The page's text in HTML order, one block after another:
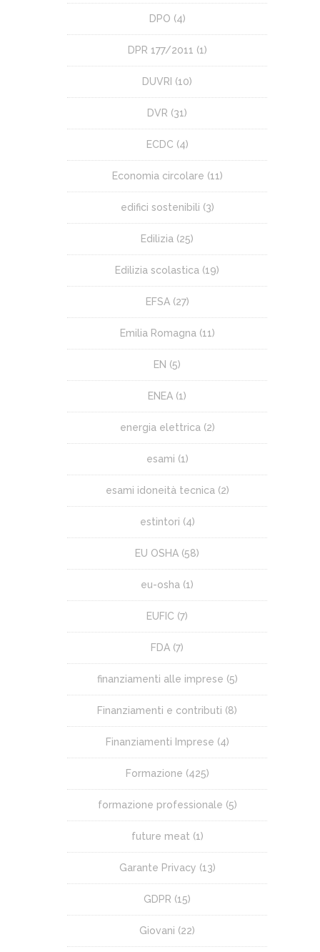
DPO (4)
DPR 177/2011 (1)
DUVRI (10)
DVR (31)
ECDC (4)
Economia circolare (11)
edifici sostenibili (3)
Edilizia (25)
Edilizia scolastica (19)
EFSA(27)
Emilia Romagna(11)
EN (5)
ENEA (1)
energia elettrica(2)
esami (1)
esami idoneità tecnica(2)
estintori (4)
EU OSHA (58)
eu-osha (1)
EUFIC (7)
FDA (7)
finanziamenti alle imprese (5)
Finanziamenti e contributi (8)
Finanziamenti Imprese (4)
Formazione (425)
formazione professionale (5)
future meat(1)
Garante Privacy (13)
GDPR (15)
Giovani (22)